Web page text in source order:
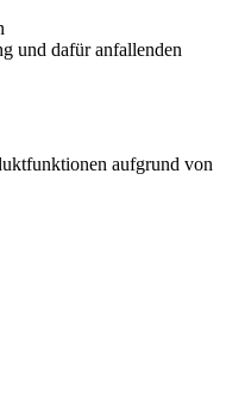
und dafür anfallenden
aufgrund von